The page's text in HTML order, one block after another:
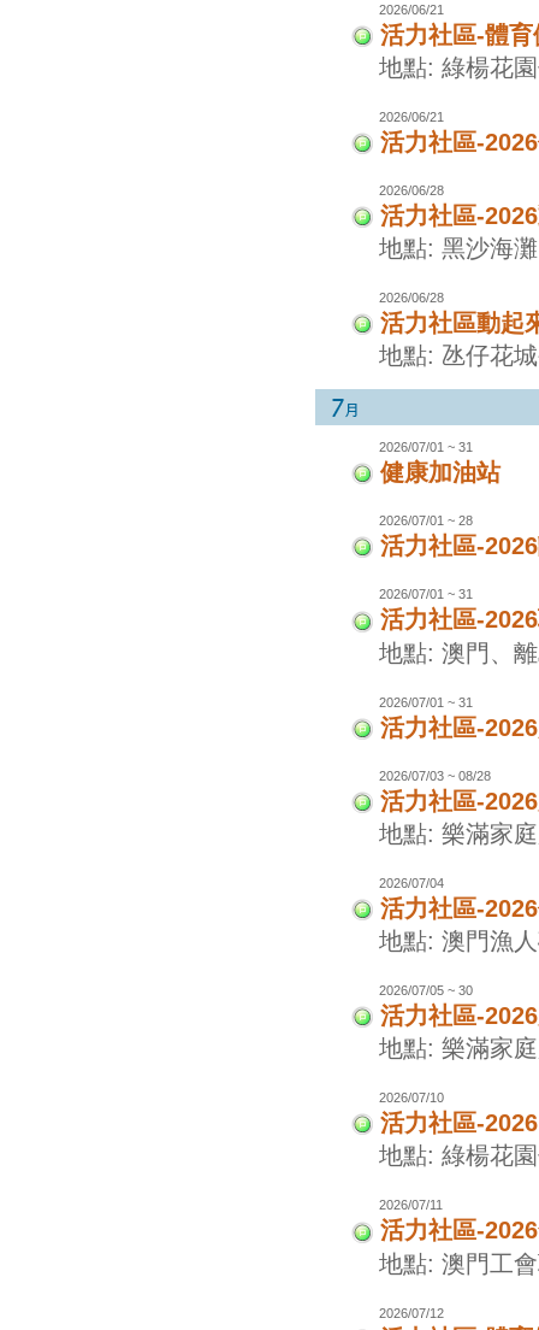
2026/06/21
活力社區-體
地點: 綠楊花
2026/06/21
活力社區-
2026/06/28
活力社區-
地點: 黑沙海灘
2026/06/28
活力社區動起
地點: 氹仔花
2026/07/01 ~ 31
健康加油站
2026/07/01 ~ 28
活力社區-
2026/07/01 ~ 31
活力社區-
地點: 澳門、
2026/07/01 ~ 31
活力社區-
2026/07/03 ~ 08/28
活力社區-
地點: 樂滿家
2026/07/04
活力社區-
地點: 澳門漁
2026/07/05 ~ 30
活力社區-
地點: 樂滿家
2026/07/10
活力社區-
地點: 綠楊花
2026/07/11
活力社區-
地點: 澳門工
2026/07/12